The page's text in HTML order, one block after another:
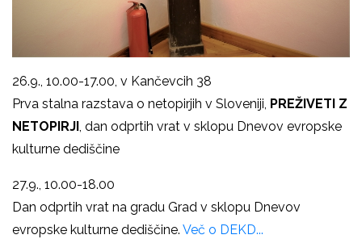
26.9., 10.00-17.00, v Kančevcih 38
Prva stalna razstava o netopirjih v Sloveniji, PREŽIVETI Z
NETOPIRJI, dan odprtih vrat v sklopu Dnevov evropske
kulturne dediščine
27.9., 10.00-18.00
Dan odprtih vrat na gradu Grad v sklopu Dnevov
evropske kulturne dediščine. Več o DEKD...